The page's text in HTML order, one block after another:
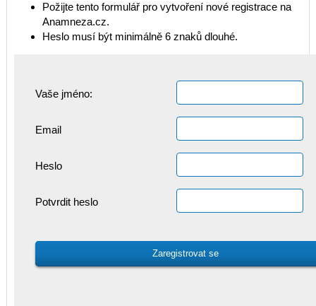
Požijte tento formulář pro vytvoření nové registrace na
Anamneza.cz.
Heslo musí být minimálně 6 znaků dlouhé.
Vaše jméno:
Email
Heslo
Potvrdit heslo